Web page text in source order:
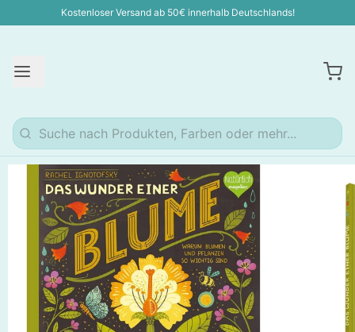
Kostenloser Versand ab 50€ innerhalb Deutschlands!